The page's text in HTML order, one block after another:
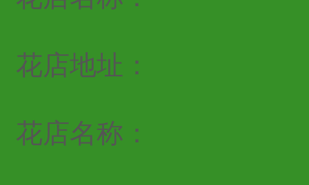
花店地址：
花店名称：